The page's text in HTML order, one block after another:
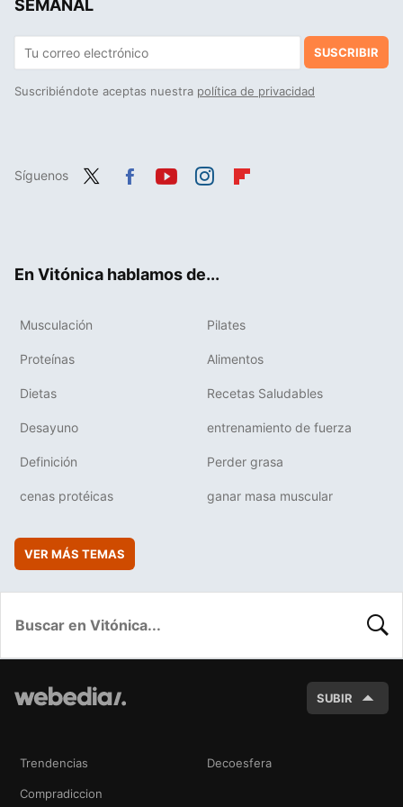
SEMANAL
SUSCRIBIR
Suscribiéndote aceptas nuestra política de privacidad
Síguenos
En Vitónica hablamos de...
Musculación Pilates
Proteínas Alimentos
Dietas Recetas Saludables
Desayuno entrenamiento de fuerza
Definición Perder grasa
cenas protéicas ganar masa muscular
VER MÁS TEMAS
SUBIR
Trendencias Decoesfera
Compradiccion